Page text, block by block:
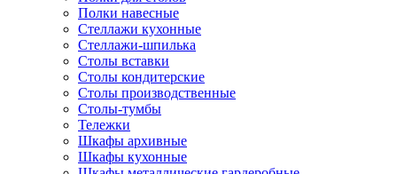
Полки навесные
Стеллажи кухонные
Стеллажи-шпилька
Столы вставки
Столы кондитерские
Столы производственные
Столы-тумбы
Тележки
Шкафы архивные
Шкафы кухонные